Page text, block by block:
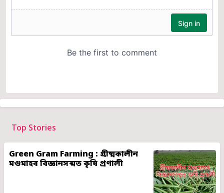
Top Stories
Green Gram Farming : গ্ৰীষ্মকালীন
মগুমাহৰ বিজ্ঞানসন্মত কৃষি প্ৰণালী